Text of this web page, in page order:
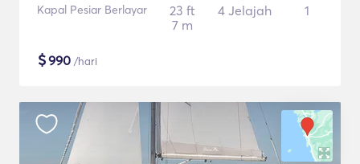
Kapal Pesiar Berlayar
23 ft
7 m
4 Jelajah 1
$990 /hari